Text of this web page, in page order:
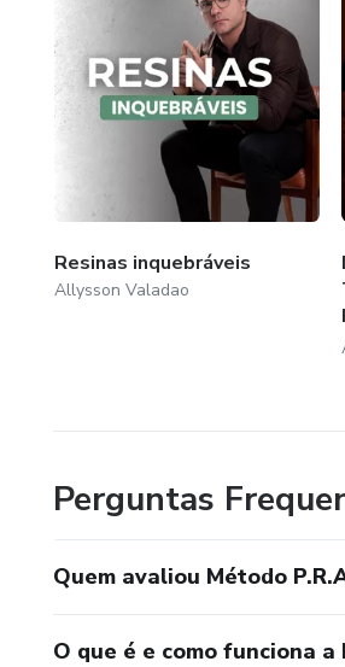
Resinas inquebráveis
Allysson Valadao
Perguntas
Quem avaliou Método
O que é e como funciona